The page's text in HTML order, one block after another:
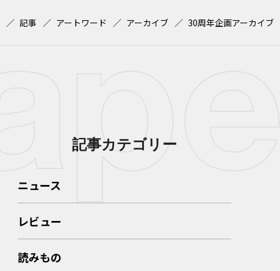
記事 アートワード アーカイブ 30周年企画アーカイブ
記事カテゴリー
ニュース
レビュー
読みもの